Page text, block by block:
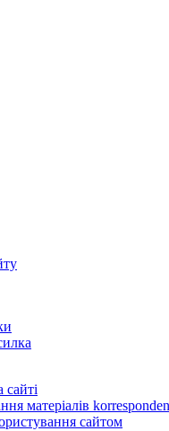
матеріалів
сайтом